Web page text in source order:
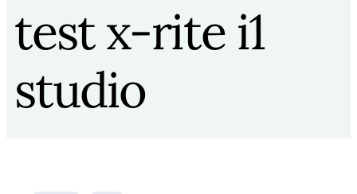
test x-rite i1
studio